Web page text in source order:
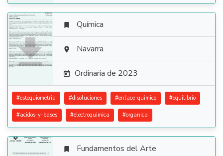

 Química
 Navarra
 Ordinaria de 2023
#estequiometria #disoluciones #enlace-quimico #equilibrio
#acidos-y-bases #electroquimica #organica
 Fundamentos del Arte